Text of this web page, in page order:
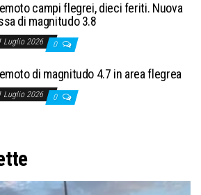
campi flegrei, dieci feriti. Nuova
di magnitudo 3.8
Luglio 2026 0
di magnitudo 4.7 in area flegrea
Luglio 2026 0